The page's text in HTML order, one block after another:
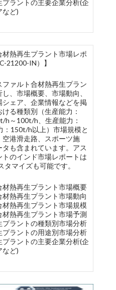
プラントの主要企業分析(企
など)
材熱再生プラント市場レポ
21200-IN）】
ァルト合材熱再生プラン
、市場概要、市場動向、
ェア、企業情報などを掲
る種類別（生産能力：
h～100t/h、生産能力：
150t/h以上）市場規模と
港滑走路、スポーツ施
も含まれています。アス
のインド市場レポートは
マイズも可能です。
材熱再生プラント市場概要
材熱再生プラント市場動向
材熱再生プラント市場規模
材熱再生プラント市場予測
プラントの種類別市場分析
プラントの用途別市場分析
プラントの主要企業分析(企
など)